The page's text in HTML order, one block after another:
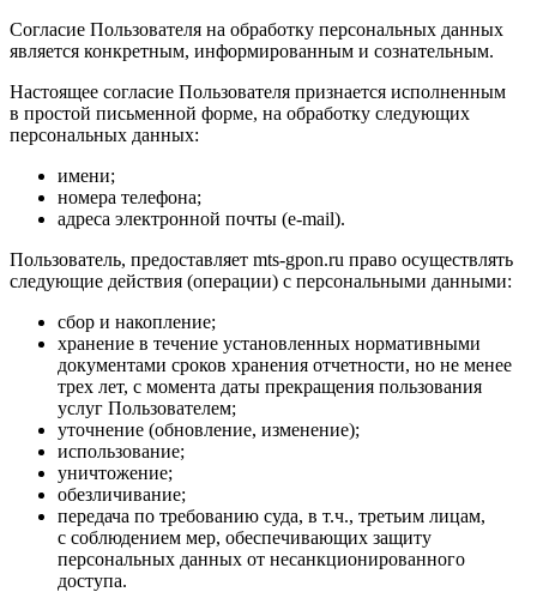
Согласие Пользователя на обработку персональных данных
является конкретным, информированным и сознательным.
Настоящее согласие Пользователя признается исполненным
в простой письменной форме, на обработку следующих
персональных данных:
имени;
номера телефона;
адреса электронной почты (e-mail).
Пользователь, предоставляет mts-gpon.ru право осуществлять
следующие действия (операции) с персональными данными:
сбор и накопление;
хранение в течение установленных нормативными
документами сроков хранения отчетности, но не менее
трех лет, с момента даты прекращения пользования
услуг Пользователем;
уточнение (обновление, изменение);
использование;
уничтожение;
обезличивание;
передача по требованию суда, в т.ч., третьим лицам,
с соблюдением мер, обеспечивающих защиту
персональных данных от несанкционированного
доступа.